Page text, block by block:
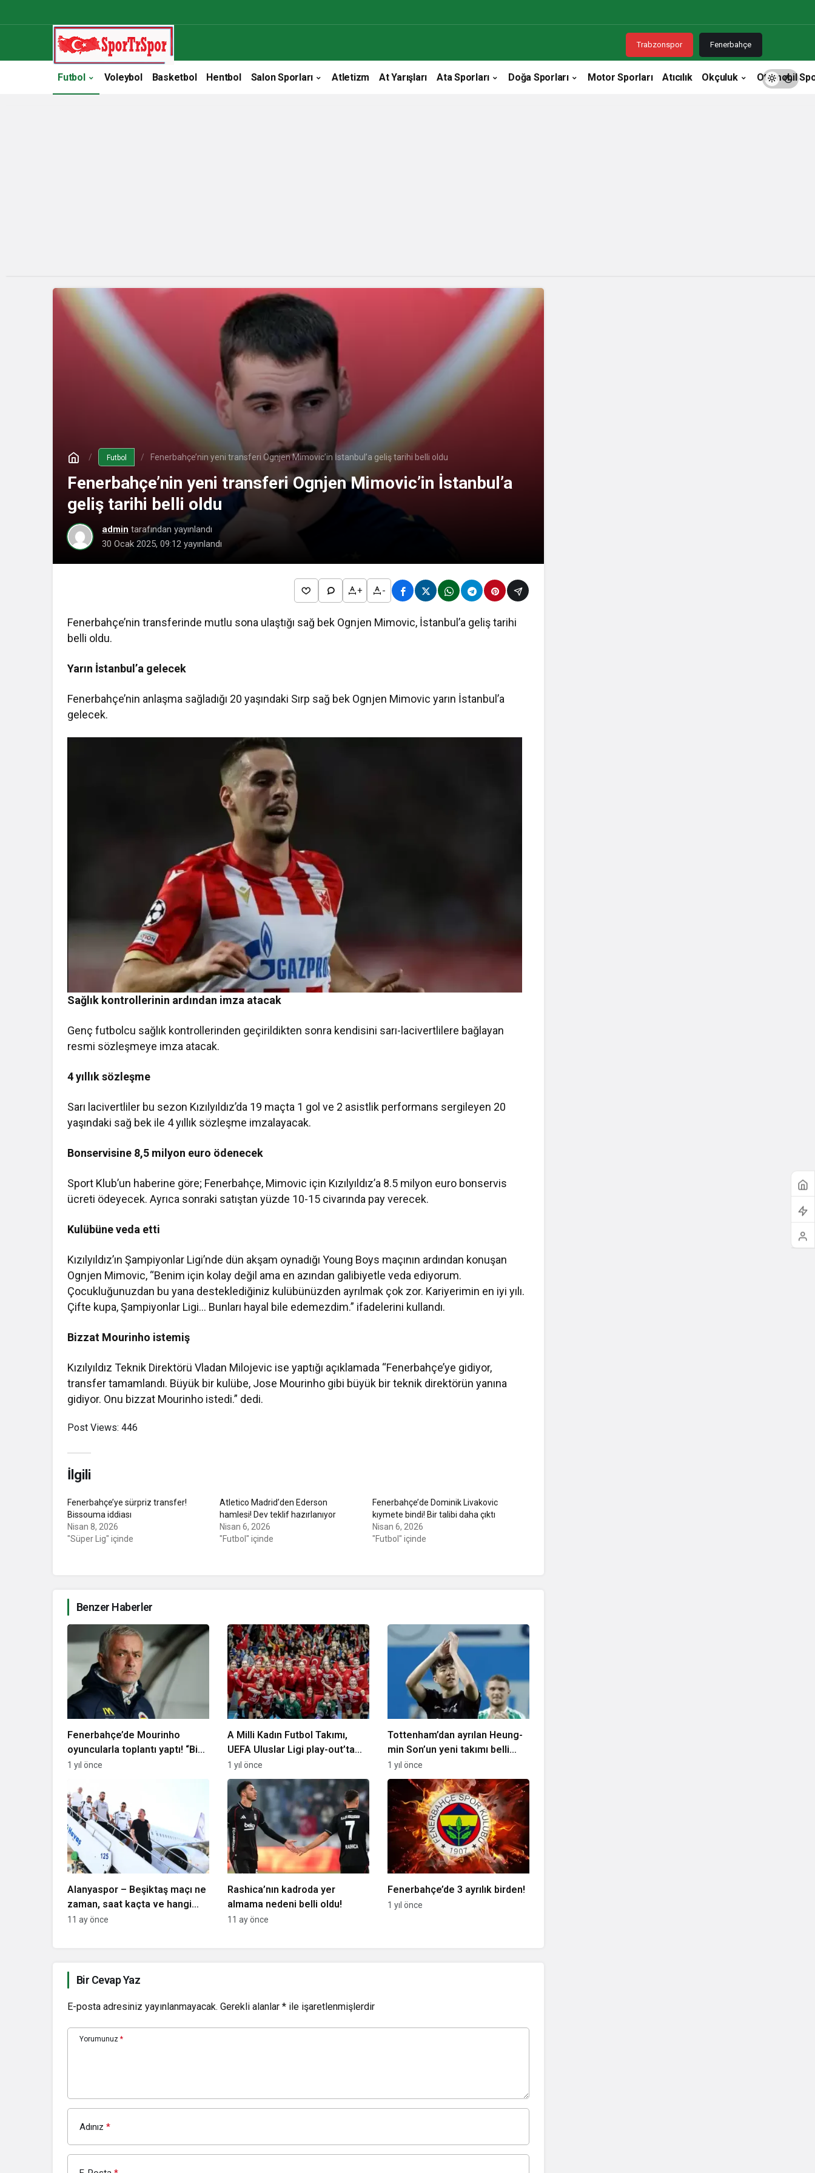
Trabzonspor Fenerbahçe
Futbol Voleybol Basketbol Hentbol Salon Sporları Atletizm At Yarışları Ata Sporları Doğa Sporları Motor Sporları Atıcılık Okçuluk Otomobil
Futbol Fenerbahçe’nin yeni transferi Ognjen Mimovic’in İstanbul’a geliş tarihi belli oldu
Fenerbahçe’nin yeni transferi Ognjen Mimovic’in İstanbul’a
geliş tarihi belli oldu
admin tarafından yayınlandı
30 Ocak 2025, 09:12 yayınlandı
+ -
Fenerbahçe’nin transferinde mutlu sona ulaştığı sağ bek Ognjen Mimovic, İstanbul’a geliş tarihi
belli oldu.
Yarın İstanbul’a gelecek
Fenerbahçe’nin anlaşma sağladığı 20 yaşındaki Sırp sağ bek Ognjen Mimovic yarın İstanbul’a
gelecek.
Sağlık kontrollerinin ardından imza atacak
Genç futbolcu sağlık kontrollerinden geçirildikten sonra kendisini sarı-lacivertlilere bağlayan
resmi sözleşmeye imza atacak.
4 yıllık sözleşme
Sarı lacivertliler bu sezon Kızılyıldız’da 19 maçta 1 gol ve 2 asistlik performans sergileyen 20
yaşındaki sağ bek ile 4 yıllık sözleşme imzalayacak.
Bonservisine 8,5 milyon euro ödenecek
Sport Klub’un haberine göre; Fenerbahçe, Mimovic için Kızılyıldız’a 8.5 milyon euro bonservis
ücreti ödeyecek. Ayrıca sonraki satıştan yüzde 10-15 civarında pay verecek.
Kulübüne veda etti
Kızılyıldız’ın Şampiyonlar Ligi’nde dün akşam oynadığı Young Boys maçının ardından konuşan
Ognjen Mimovic, “Benim için kolay değil ama en azından galibiyetle veda ediyorum.
Çocukluğunuzdan bu yana desteklediğiniz kulübünüzden ayrılmak çok zor. Kariyerimin en iyi yılı.
Çifte kupa, Şampiyonlar Ligi… Bunları hayal bile edemezdim.” ifadelerini kullandı.
Bizzat Mourinho istemiş
Kızılyıldız Teknik Direktörü Vladan Milojevic ise yaptığı açıklamada “Fenerbahçe’ye gidiyor,
transfer tamamlandı. Büyük bir kulübe, Jose Mourinho gibi büyük bir teknik direktörün yanına
gidiyor. Onu bizzat Mourinho istedi.” dedi.
Post Views: 446
İlgili
Fenerbahçe’ye sürpriz transfer!
Bissouma iddiası
Nisan 8, 2026
"Süper Lig" içinde
Atletico Madrid’den Ederson
hamlesi! Dev teklif hazırlanıyor
Nisan 6, 2026
"Futbol" içinde
Fenerbahçe’de Dominik Livakovic
kıymete bindi! Bir talibi daha çıktı
Nisan 6, 2026
"Futbol" içinde
Benzer Haberler
Fenerbahçe’de Mourinho
oyuncularla toplantı yaptı! “Biz
işimize bakalım”
1 yıl önce
A Milli Kadın Futbol Takımı,
UEFA Uluslar Ligi play-out’ta
Kosova ile eşleşti
1 yıl önce
Tottenham’dan ayrılan Heung-
min Son’un yeni takımı belli
oldu
1 yıl önce
Alanyaspor – Beşiktaş maçı ne
zaman, saat kaçta ve hangi
kanalda? Muhtemel 11’ler…
11 ay önce
Rashica’nın kadroda yer
almama nedeni belli oldu!
11 ay önce
Fenerbahçe’de 3 ayrılık birden!
1 yıl önce
Bir Cevap Yaz
E-posta adresiniz yayınlanmayacak. Gerekli alanlar * ile işaretlenmişlerdir
Yorumunuz *
Adınız *